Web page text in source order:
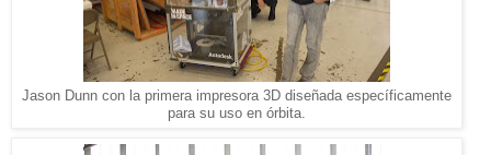
Jason Dunn con la primera impresora 3D diseñada específicamente
para su uso en órbita.